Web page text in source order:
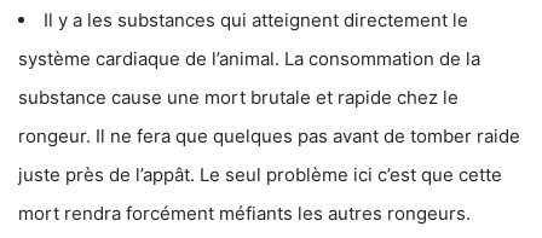
Il y a les substances qui atteignent directement le
système cardiaque de l’animal. La consommation de la
substance cause une mort brutale et rapide chez le
rongeur. Il ne fera que quelques pas avant de tomber raide
juste près de l’appât. Le seul problème ici c’est que cette
mort rendra forcément méfiants les autres rongeurs.